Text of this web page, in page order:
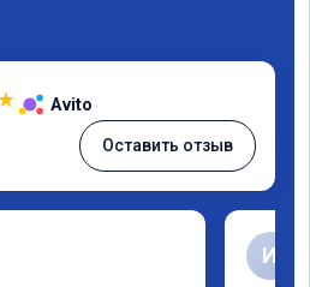
Avito
Оставить отзыв
И